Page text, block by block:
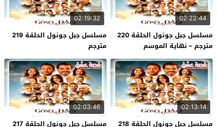
02:22:44
مسلسل جبل جونول الحلقة 220
مترجم – نهاية الموسم
02:19:32
مسلسل جبل جونول الحلقة 219
مترجم
02:13:14
مسلسل جبل جونول الحلقة 218
02:03:46
مسلسل جبل جونول الحلقة 217